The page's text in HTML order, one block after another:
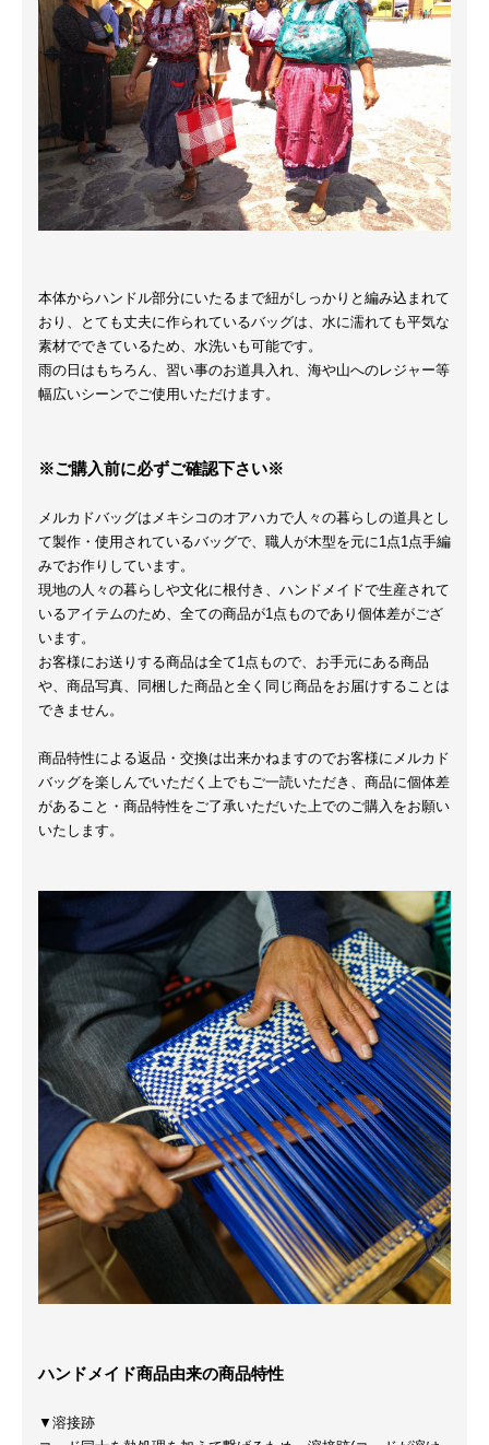
本体からハンドル部分にいたるまで紐がしっかりと編み込まれて
おり、とても丈夫に作られているバッグは、水に濡れても平気な
素材でできているため、水洗いも可能です。
雨の日はもちろん、習い事のお道具入れ、海や山へのレジャー等
幅広いシーンでご使用いただけます。
※ご購入前に必ずご確認下さい※
メルカドバッグはメキシコのオアハカで人々の暮らしの道具とし
て製作・使用されているバッグで、職人が木型を元に1点1点手編
みでお作りしています。
現地の人々の暮らしや文化に根付き、ハンドメイドで生産されて
いるアイテムのため、全ての商品が1点ものであり個体差がござ
います。
お客様にお送りする商品は全て1点もので、お手元にある商品
や、商品写真、同梱した商品と全く同じ商品をお届けすることは
できません。
商品特性による返品・交換は出来かねますのでお客様にメルカド
バッグを楽しんでいただく上でもご一読いただき、商品に個体差
があること・商品特性をご了承いただいた上でのご購入をお願い
いたします。
ハンドメイド商品由来の商品特性
▼溶接跡